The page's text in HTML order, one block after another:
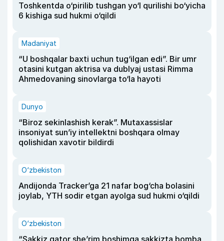
Toshkentda o‘pirilib tushgan yo‘l qurilishi bo‘yicha
6 kishiga sud hukmi o‘qildi
Madaniyat
“U boshqalar baxti uchun tug‘ilgan edi”. Bir umr
otasini kutgan aktrisa va dublyaj ustasi Rimma
Ahmedovaning sinovlarga to‘la hayoti
Dunyo
“Biroz sekinlashish kerak”. Mutaxassislar
insoniyat sun’iy intellektni boshqara olmay
qolishidan xavotir bildirdi
O‘zbekiston
Andijonda Tracker’ga 21 nafar bog‘cha bolasini
joylab, YTH sodir etgan ayolga sud hukmi o‘qildi
O‘zbekiston